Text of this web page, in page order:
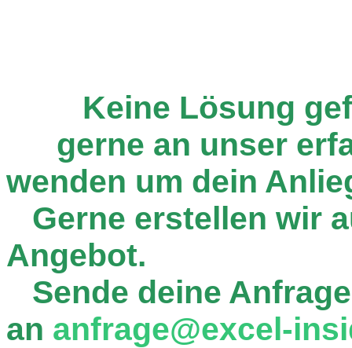
Keine Lösung
gerne an unser
wenden um dein
Gerne erstellen wir
Angebot.
Sende deine
an anfrage@excel-